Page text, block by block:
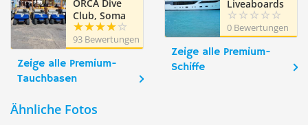
ORCA Dive
Club, Soma
Bay
93 Bewertungen
Zeige alle Premium-
Tauchbasen
Liveaboards
0 Bewertungen
Zeige alle Premium-
Schiffe
Ähnliche Fotos